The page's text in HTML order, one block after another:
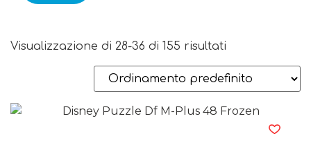
Visualizzazione di 28-36 di 155 risultati